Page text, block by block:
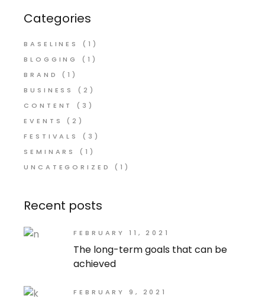
Categories
BASELINES
(1)
BLOGGING
(1)
BRAND
(1)
BUSINESS
(2)
CONTENT
(3)
EVENTS
(2)
FESTIVALS
(3)
SEMINARS
(1)
UNCATEGORIZED
(1)
Recent posts
FEBRUARY 11, 2021
The long-term goals that can be
achieved
FEBRUARY 9, 2021